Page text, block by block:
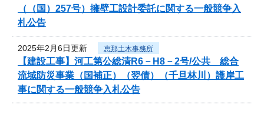
（（国）257号）擁壁工設計委託に関する一般競争入
札公告
2025年2月6日更新 恵那土木事務所
【建設工事】河工第公総清R6－H8－2号/公共 総合
流域防災事業（国補正）（翌債）（千旦林川）護岸工
事に関する一般競争入札公告